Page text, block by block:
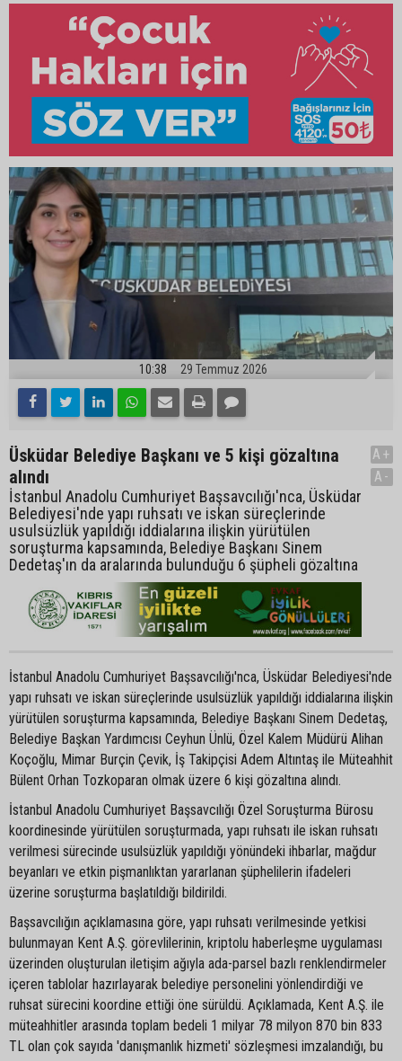
10:38 29 Temmuz 2026
Üsküdar Belediye Başkanı ve 5 kişi gözaltına
alındı
İstanbul Anadolu Cumhuriyet Başsavcılığı'nca, Üsküdar
Belediyesi'nde yapı ruhsatı ve iskan süreçlerinde
usulsüzlük yapıldığı iddialarına ilişkin yürütülen
soruşturma kapsamında, Belediye Başkanı Sinem
Dedetaş'ın da aralarında bulunduğu 6 şüpheli gözaltına
A+
A-
İstanbul Anadolu Cumhuriyet Başsavcılığı'nca, Üsküdar Belediyesi'nde
yapı ruhsatı ve iskan süreçlerinde usulsüzlük yapıldığı iddialarına ilişkin
yürütülen soruşturma kapsamında, Belediye Başkanı Sinem Dedetaş,
Belediye Başkan Yardımcısı Ceyhun Ünlü, Özel Kalem Müdürü Alihan
Koçoğlu, Mimar Burçin Çevik, İş Takipçisi Adem Altıntaş ile Müteahhit
Bülent Orhan Tozkoparan olmak üzere 6 kişi gözaltına alındı.
İstanbul Anadolu Cumhuriyet Başsavcılığı Özel Soruşturma Bürosu
koordinesinde yürütülen soruşturmada, yapı ruhsatı ile iskan ruhsatı
verilmesi sürecinde usulsüzlük yapıldığı yönündeki ihbarlar, mağdur
beyanları ve etkin pişmanlıktan yararlanan şüphelilerin ifadeleri
üzerine soruşturma başlatıldığı bildirildi.
Başsavcılığın açıklamasına göre, yapı ruhsatı verilmesinde yetkisi
bulunmayan Kent A.Ş. görevlilerinin, kriptolu haberleşme uygulaması
üzerinden oluşturulan iletişim ağıyla ada-parsel bazlı renklendirmeler
içeren tablolar hazırlayarak belediye personelini yönlendirdiği ve
ruhsat sürecini koordine ettiği öne sürüldü. Açıklamada, Kent A.Ş. ile
müteahhitler arasında toplam bedeli 1 milyar 78 milyon 870 bin 833
TL olan çok sayıda 'danışmanlık hizmeti' sözleşmesi imzalandığı, bu